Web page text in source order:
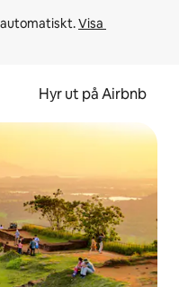
Visa
Hyr ut på Airbnb